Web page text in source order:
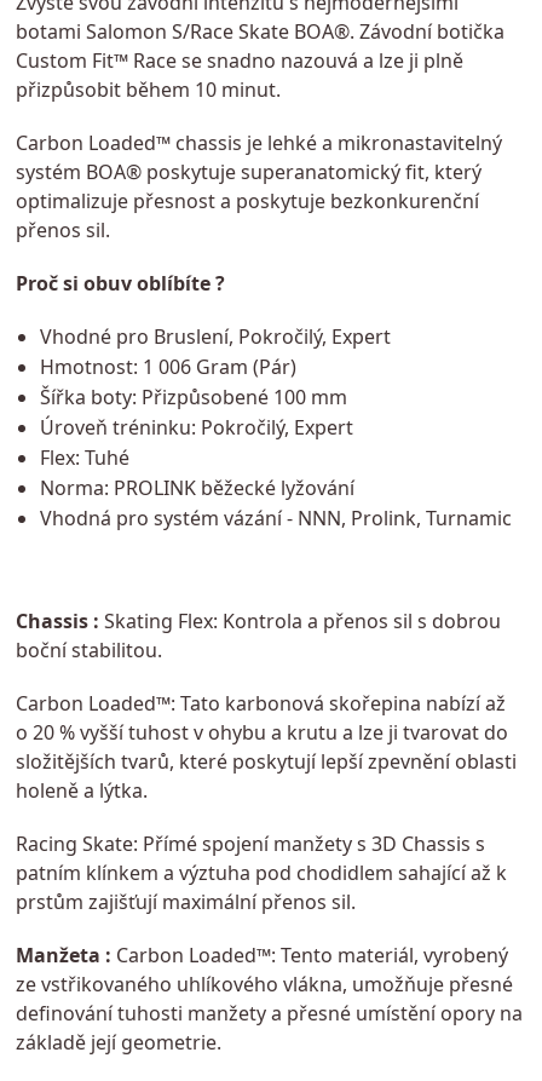
botami Salomon S/Race Skate BOA®. Závodní botička
Custom Fit™ Race se snadno nazouvá a lze ji plně
přizpůsobit během 10 minut.
Carbon Loaded™ chassis je lehké a mikronastavitelný
systém BOA® poskytuje superanatomický fit, který
optimalizuje přesnost a poskytuje bezkonkurenční
přenos sil.
Proč si obuv oblíbíte ?
Vhodné pro Bruslení, Pokročilý, Expert
Hmotnost: 1 006 Gram (Pár)
Šířka boty: Přizpůsobené 100 mm
Úroveň tréninku: Pokročilý, Expert
Flex: Tuhé
Norma: PROLINK běžecké lyžování
Vhodná pro systém vázání - NNN, Prolink, Turnamic
Chassis : Skating Flex: Kontrola a přenos sil s dobrou
boční stabilitou.
Carbon Loaded™: Tato karbonová skořepina nabízí až
o 20 % vyšší tuhost v ohybu a krutu a lze ji tvarovat do
složitějších tvarů, které poskytují lepší zpevnění oblasti
holeně a lýtka.
Racing Skate: Přímé spojení manžety s 3D Chassis s
patním klínkem a výztuha pod chodidlem sahající až k
prstům zajišťují maximální přenos sil.
Manžeta : Carbon Loaded™: Tento materiál, vyrobený
ze vstřikovaného uhlíkového vlákna, umožňuje přesné
definování tuhosti manžety a přesné umístění opory na
základě její geometrie.